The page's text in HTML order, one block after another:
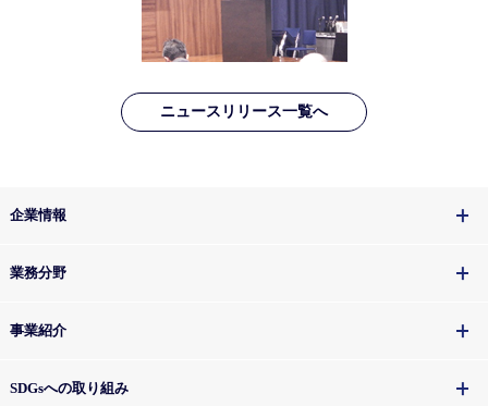
ニュースリリース一覧へ
企業情報
業務分野
事業紹介
SDGsへの取り組み